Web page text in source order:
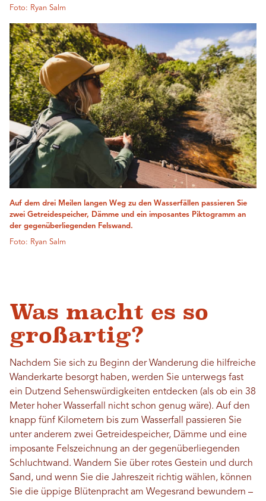
Foto: Ryan Salm
Auf dem drei Meilen langen Weg zu den Wasserfällen passieren Sie
zwei Getreidespeicher, Dämme und ein imposantes Piktogramm an
der gegenüberliegenden Felswand.
Foto: Ryan Salm
Was macht es so
großartig?
Nachdem Sie sich zu Beginn der Wanderung die hilfreiche
Wanderkarte besorgt haben, werden Sie unterwegs fast
ein Dutzend Sehenswürdigkeiten entdecken (als ob ein 38
Meter hoher Wasserfall nicht schon genug wäre). Auf den
knapp fünf Kilometern bis zum Wasserfall passieren Sie
unter anderem zwei Getreidespeicher, Dämme und eine
imposante Felszeichnung an der gegenüberliegenden
Schluchtwand. Wandern Sie über rotes Gestein und durch
Sand, und wenn Sie die Jahreszeit richtig wählen, können
Sie die üppige Blütenpracht am Wegesrand bewundern –